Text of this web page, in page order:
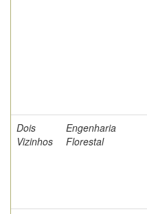
Dois
Vizinhos
Engenharia
Florestal